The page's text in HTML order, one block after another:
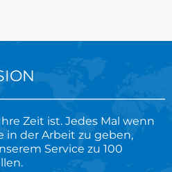
Zeit ist. Jedes Mal wenn
in der Arbeit zu geben,
Service zu 100